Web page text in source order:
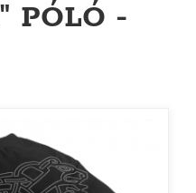
PÓLÓ -